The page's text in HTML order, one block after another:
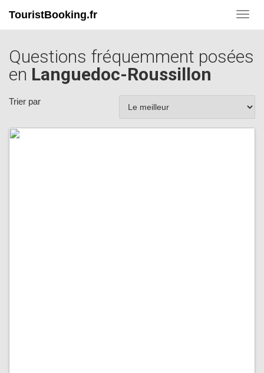
TouristBooking.fr
Questions fréquemment posées
en Languedoc-Roussillon
Trier par